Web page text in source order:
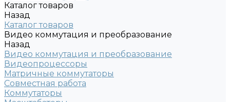
Каталог товаров
Назад
Каталог товаров
Видео коммутация и преобразование
Назад
Видео коммутация и преобразование
Видеопроцессоры
Матричные коммутаторы
Совместная работа
Коммутаторы